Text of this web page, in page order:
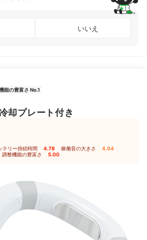
いいえ
能の豊富さ No.1
却プレート付き
テリー持続時間 4.78 稼働音の大きさ 4.04
調整機能の豊富さ 5.00